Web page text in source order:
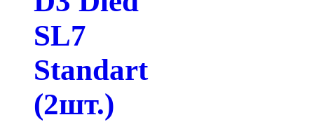
SL7
Standart
(2шт.)